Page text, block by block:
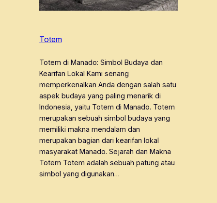
Totem
Totem di Manado: Simbol Budaya dan
Kearifan Lokal Kami senang
memperkenalkan Anda dengan salah satu
aspek budaya yang paling menarik di
Indonesia, yaitu Totem di Manado. Totem
merupakan sebuah simbol budaya yang
memiliki makna mendalam dan
merupakan bagian dari kearifan lokal
masyarakat Manado. Sejarah dan Makna
Totem Totem adalah sebuah patung atau
simbol yang digunakan…